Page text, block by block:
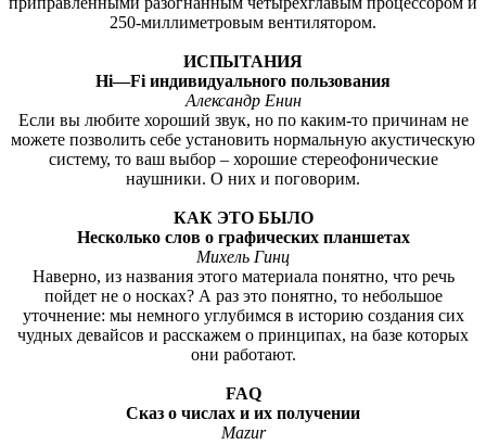
250-миллиметровым вентилятором.
ИСПЫТАНИЯ
Hi—Fi индивидуального пользования
Александр Енин
Если вы любите хороший звук, но по каким-то причинам не
можете позволить себе установить нормальную акустическую
систему, то ваш выбор – хорошие стереофонические
наушники. О них и поговорим.
КАК ЭТО БЫЛО
Несколько слов о графических планшетах
Михель Гинц
Наверно, из названия этого материала понятно, что речь
пойдет не о носках? А раз это понятно, то небольшое
уточнение: мы немного углубимся в историю создания сих
чудных девайсов и расскажем о принципах, на базе которых
они работают.
FAQ
Сказ о числах и их получении
Mazur